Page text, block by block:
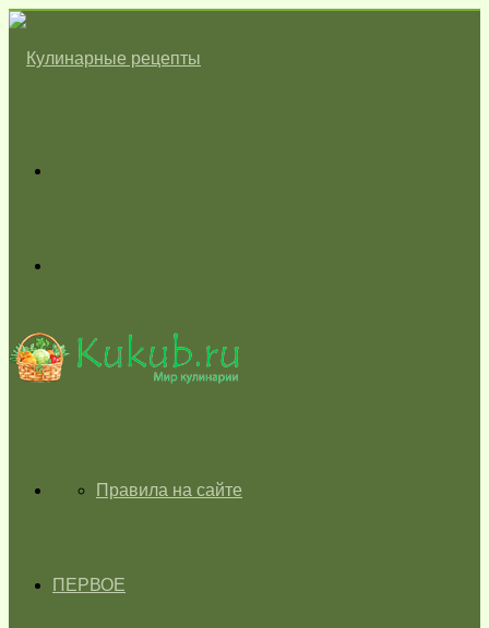
skin
ГЛАВНАЯПравила на сайте
ПЕРВОЕ